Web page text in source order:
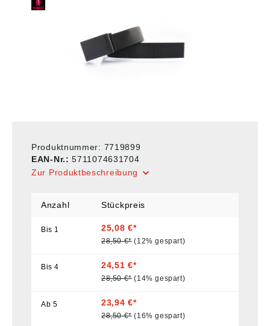
Produktnummer: 7719899
EAN-Nr.:5711074631704
Zur Produktbeschreibung
Anzahl Stückpreis
Bis 1 25,08 €*
28,50 €* (12% gespart)
Bis4 24,51 €*
28,50 €* (14% gespart)
Ab 5 23,94 €*
28,50 €* (16% gespart)